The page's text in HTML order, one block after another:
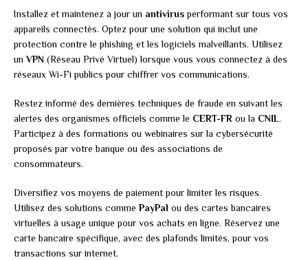
Installez et maintenez à jour un antivirusperformant sur tous vos
appareils connectés. Optez pour une solution qui inclut une
protection contre le phishing et les logiciels malveillants. Utilisez
unVPN (Réseau Privé Virtuel) lorsque vous vous connectez à des
réseaux Wi-Fi publics pour chiffrer vos communications.
Restez informé des dernières techniques de fraude en suivant les
alertes des organismes officiels comme le CERT-FR ou la CNIL.
Participez à des formations ou webinaires sur la cybersécurité
proposés par votre banque ou des associations de
consommateurs.
Diversifiez vos moyens de paiement pour limiter les risques.
Utilisez des solutions commePayPal ou des cartes bancaires
virtuelles à usage unique pour vos achats en ligne. Réservez une
carte bancaire spécifique, avec des plafonds limités, pour vos
transactions sur internet.